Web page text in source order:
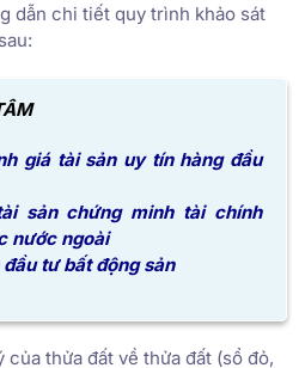
dẫn chi tiết quy trình khảo sát
giá tài sản uy tín hàng đầu
sản chứng minh tài chính
nước ngoài
tư bất động sản
của thửa đất về thửa đất (sổ đỏ,